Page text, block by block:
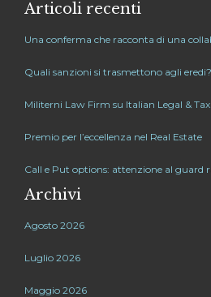
Articoli recenti
Una conferma che racconta di una
Quali sanzioni si trasmettono agli eredi?
Militerni Law Firm su Italian Legal &
Premio per l’eccellenza nel Real Estate
Call e Put options: attenzione al guard
Archivi
Agosto 2026
Luglio 2026
Maggio 2026